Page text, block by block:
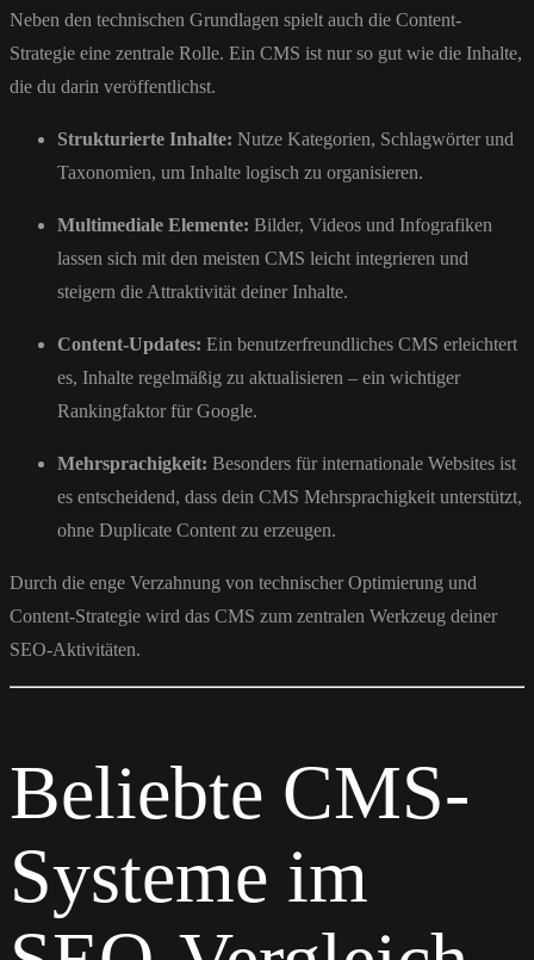
Neben den technischen Grundlagen spielt auch die Content-
Strategie eine zentrale Rolle. Ein CMS ist nur so gut wie die Inhalte,
die du darin veröffentlichst.
Strukturierte Inhalte: Nutze Kategorien, Schlagwörter und
Taxonomien, um Inhalte logisch zu organisieren.
Multimediale Elemente: Bilder, Videos und Infografiken
lassen sich mit den meisten CMS leicht integrieren und
steigern die Attraktivität deiner Inhalte.
Content-Updates: Ein benutzerfreundliches CMS erleichtert
es, Inhalte regelmäßig zu aktualisieren – ein wichtiger
Rankingfaktor für Google.
Mehrsprachigkeit: Besonders für internationale Websites ist
es entscheidend, dass dein CMS Mehrsprachigkeit unterstützt,
ohne Duplicate Content zu erzeugen.
Durch die enge Verzahnung von technischer Optimierung und
Content-Strategie wird das CMS zum zentralen Werkzeug deiner
SEO-Aktivitäten.
Beliebte CMS-
Systeme im